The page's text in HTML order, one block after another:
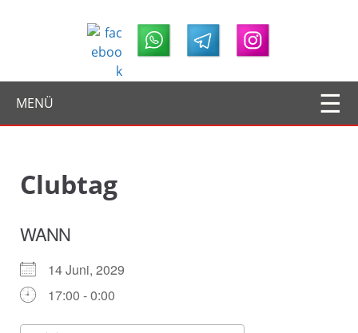
MENÜ
Clubtag
WANN
14 Juni, 2029
17:00 - 0:00